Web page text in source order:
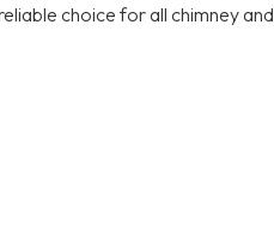
choice for all chimney and